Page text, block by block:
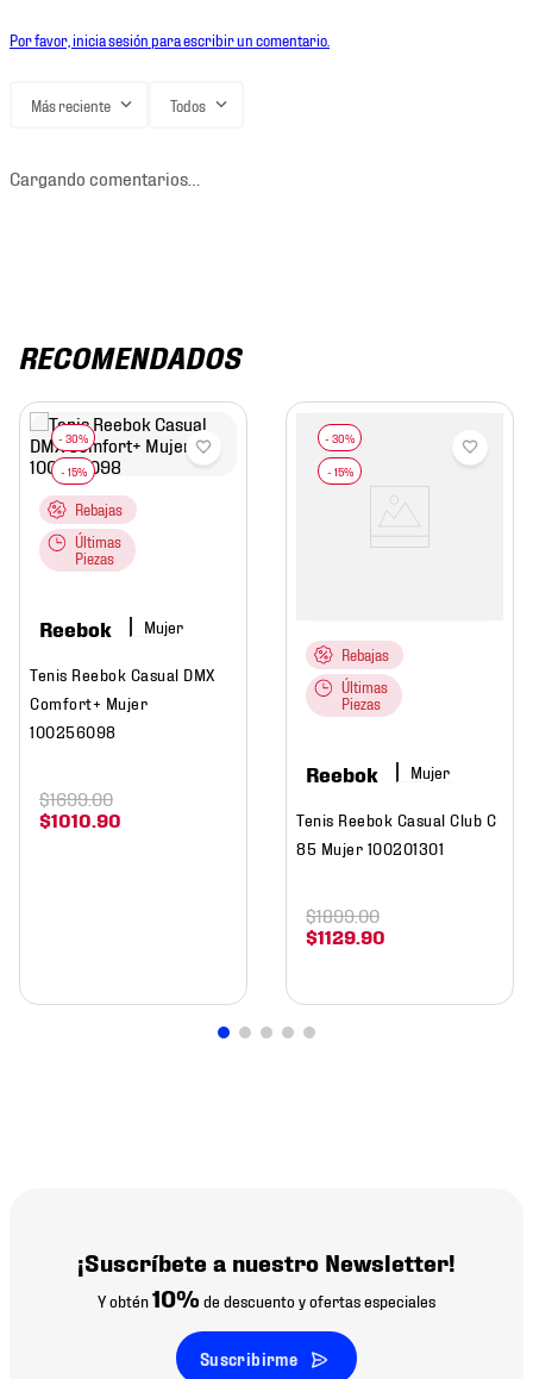
Por favor, inicia sesión para escribir un comentario.
Más reciente Todos
Cargando comentarios…
RECOMENDADOS
Rebajas
Últimas
Piezas
Reebok Mujer
Tenis Reebok Casual DMX
Comfort+ Mujer
100256098
$1010.90
$1699.00
Rebajas
Últimas
Piezas
Reebok Mujer
Tenis Reebok Casual Club C
85 Mujer 100201301
$1129.90
$1899.00
¡Suscríbete a nuestro Newsletter!
Y obtén10% de descuento y ofertas especiales
Suscribirme